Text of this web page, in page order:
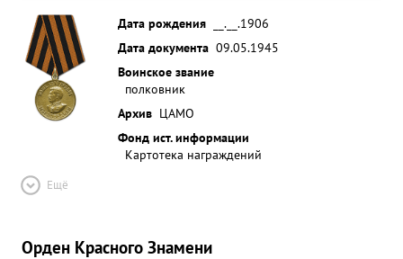
Дата рождения
__.__.1906
Дата документа 09.05.1945
Воинское звание
полковник
Архив ЦАМО
Фонд ист. информации
Картотека награждений
Ещё
Орден Красного Знамени